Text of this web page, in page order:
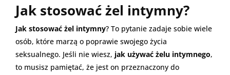
Jak stosować żel intymny?
Jak stosować żel intymny? To pytanie zadaje sobie wiele
osób, które marzą o poprawie swojego życia
seksualnego. Jeśli nie wiesz, jak używać żelu intymnego,
to musisz pamiętać, że jest on przeznaczony do